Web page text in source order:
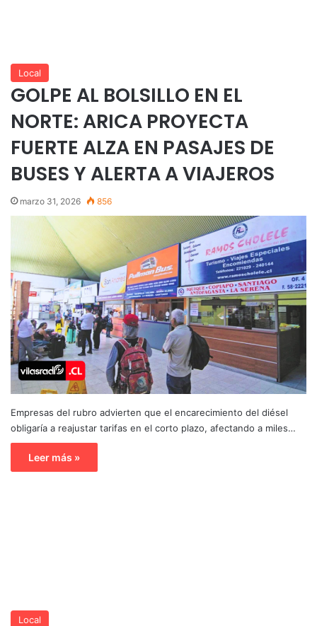
Local
GOLPE AL BOLSILLO EN EL
NORTE: ARICA PROYECTA
FUERTE ALZA EN PASAJES DE
BUSES Y ALERTA A VIAJEROS
marzo 31, 2026 856
Empresas del rubro advierten que el encarecimiento del diésel
obligaría a reajustar tarifas en el corto plazo, afectando a miles…
Leer más »
Local